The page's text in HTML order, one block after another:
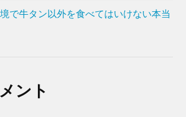
で牛タン以外を食べてはいけない本当
ント